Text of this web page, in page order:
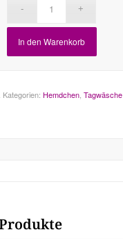
In den Warenkorb
Kategorien: Hemdchen, Tagwäsche